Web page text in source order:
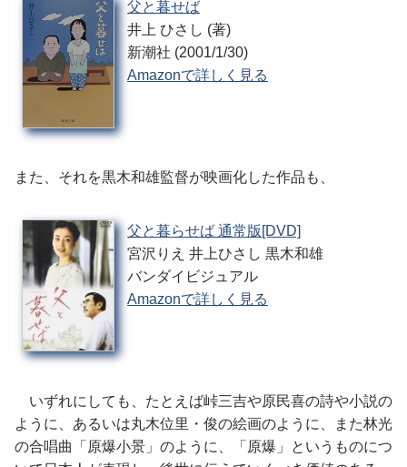
父と暮せば
井上 ひさし (著)
新潮社 (2001/1/30)
Amazonで詳しく見る
また、それを黒木和雄監督が映画化した作品も、
父と暮らせば 通常版[DVD]
宮沢りえ 井上ひさし 黒木和雄
バンダイビジュアル
Amazonで詳しく見る
いずれにしても、たとえば峠三吉や原民喜の詩や小説の
ように、あるいは丸木位里・俊の絵画のように、また林光
の合唱曲「原爆小景」のように、「原爆」というものにつ